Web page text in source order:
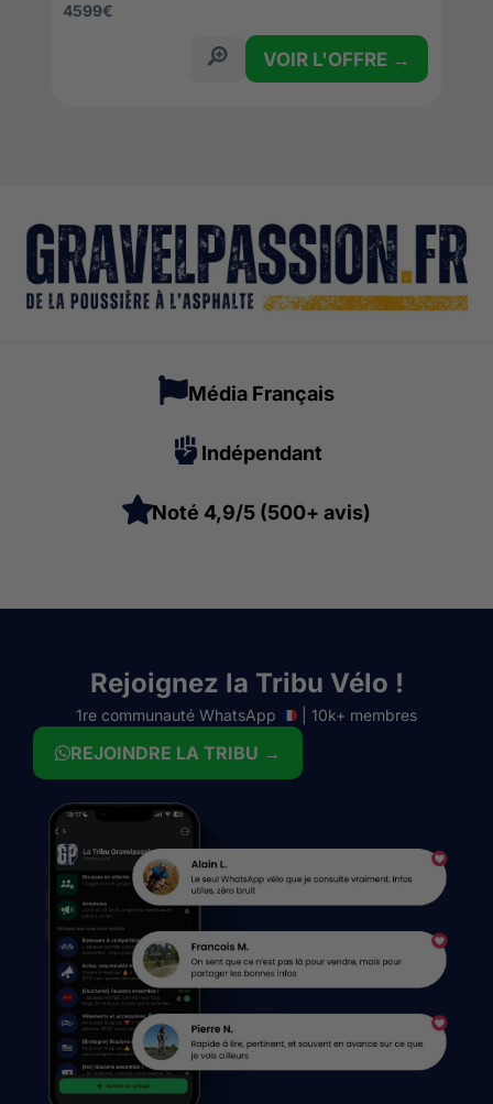
4599€
VOIR L'OFFRE →
Média Français
Indépendant
Noté 4,9/5 (500+ avis)
Rejoignez la Tribu Vélo !
1re communauté WhatsApp | 10k+ membres
REJOINDRE LA TRIBU →